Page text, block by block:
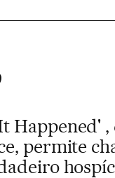
Happened' ,
permite